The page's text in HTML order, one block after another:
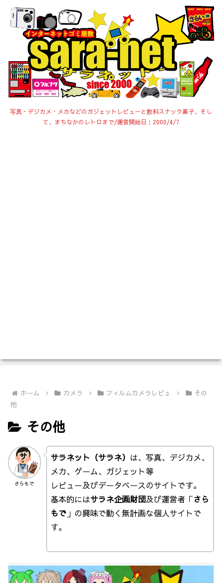
写真・デジカメ・メカなどのガジェットレビューと飲料スナック菓子、そし
て、まちなかのレトロまで/運営開始日：2000/4/7
ホーム カメラ フィルムカメラレビュ
その
他
その他
さらもで
サラネット（サラネ） は、写真、デジカメ、
メカ、ゲーム、ガジェット等
レビュー及びデータベースのサイトです。
基本的にはサラネ企画財団及び運営者「さら
もで」の興味で動く無計画な個人サイトで
す。